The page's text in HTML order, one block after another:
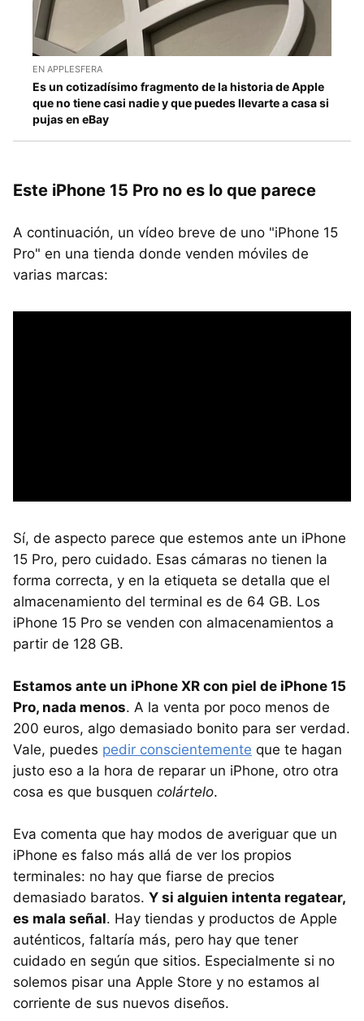
EN APPLESFERA
Es un cotizadísimo fragmento de la historia de Apple
que no tiene casi nadie y que puedes llevarte a casa si
pujas en eBay
Este iPhone 15 Pro no es lo que parece
A continuación, un vídeo breve de uno "iPhone 15
Pro" en una tienda donde venden móviles de
varias marcas:
Sí, de aspecto parece que estemos ante un iPhone
15 Pro, pero cuidado. Esas cámaras no tienen la
forma correcta, y en la etiqueta se detalla que el
almacenamiento del terminal es de 64 GB. Los
iPhone 15 Pro se venden con almacenamientos a
partir de 128 GB.
Estamos ante un iPhone XR con piel de iPhone 15
Pro, nada menos. A la venta por poco menos de
200 euros, algo demasiado bonito para ser verdad.
Vale, puedes pedir conscientemente que te hagan
justo eso a la hora de reparar un iPhone, otro otra
cosa es que busquen colártelo.
Eva comenta que hay modos de averiguar que un
iPhone es falso más allá de ver los propios
terminales: no hay que fiarse de precios
demasiado baratos. Y si alguien intenta regatear,
es mala señal. Hay tiendas y productos de Apple
auténticos, faltaría más, pero hay que tener
cuidado en según que sitios. Especialmente si no
solemos pisar una Apple Store y no estamos al
corriente de sus nuevos diseños.